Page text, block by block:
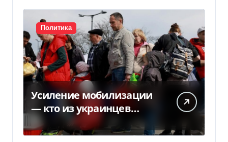
Политика
Усиление мобилизации
— кто из украинцев
потеряет право на
временную защиту в ЕС